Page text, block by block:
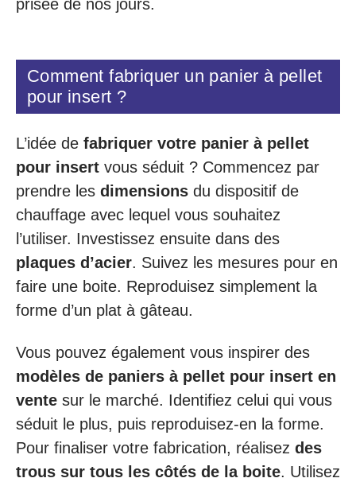
prisée de nos jours.
Comment fabriquer un panier à pellet
pour insert ?
L’idée de fabriquer votre panier à pellet
pour insert vous séduit ? Commencez par
prendre les dimensions du dispositif de
chauffage avec lequel vous souhaitez
l’utiliser. Investissez ensuite dans des
plaques d’acier. Suivez les mesures pour en
faire une boite. Reproduisez simplement la
forme d’un plat à gâteau.
Vous pouvez également vous inspirer des
modèles de paniers à pellet pour insert en
vente sur le marché. Identifiez celui qui vous
séduit le plus, puis reproduisez-en la forme.
Pour finaliser votre fabrication, réalisez des
trous sur tous les côtés de la boite. Utilisez